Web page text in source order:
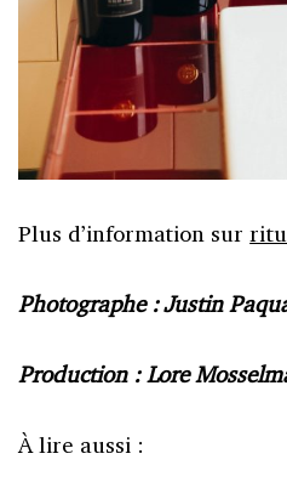
Plus d’information sur
Photographe : Justin
Production : Lore
À lire aussi :